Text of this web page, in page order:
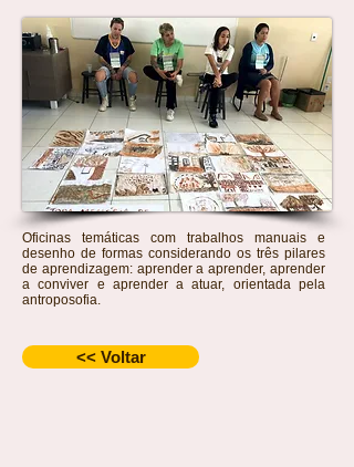
Oficinas temáticas com trabalhos manuais e
desenho de formas considerando os três pilares
de aprendizagem: aprender a aprender, aprender
a conviver e aprender a atuar, orientada pela
antroposofia.
<< Voltar